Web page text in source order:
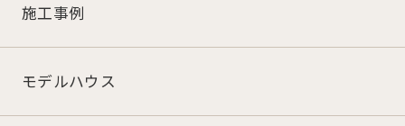
施工事例
モデルハウス